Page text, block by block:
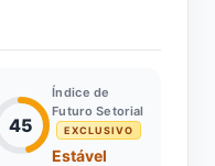
45
Índice de
Futuro Setorial
EXCLUSIVO
Estável